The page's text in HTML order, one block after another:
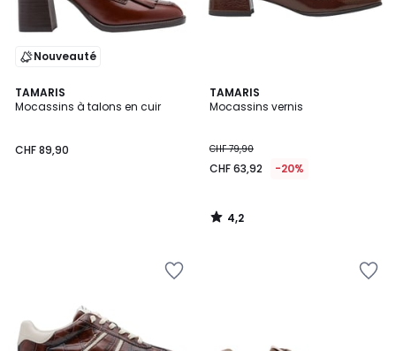
Nouveauté
TAMARIS
Mocassins à talons en cuir
CHF 89,90
TAMARIS
Mocassins vernis
CHF 79,90
CHF 63,92 -20%
4,2
/ 5
4,2
/